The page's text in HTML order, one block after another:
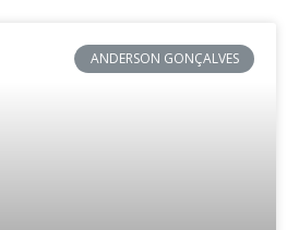
ANDERSON GONÇALVES